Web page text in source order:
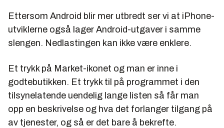
Ettersom Android blir mer utbredt ser vi at iPhone-
utviklerne også lager Android-utgaver i samme
slengen. Nedlastingen kan ikke være enklere.
Et trykk på Market-ikonet og man er inne i
godtebutikken. Et trykk til på programmet i den
tilsynelatende uendelig lange listen så får man
opp en beskrivelse og hva det forlanger tilgang på
av tjenester, og så er det bare å bekrefte.